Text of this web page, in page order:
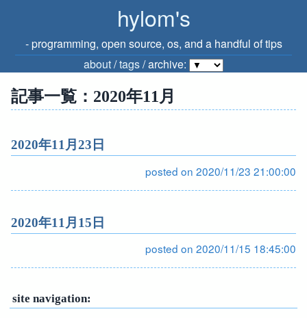
hylom's
‐ programming, open source, os, and a handful of tips
about/tags/ archive:
記事一覧：2020年11月
2020年11月23日
posted on 2020/11/23 21:00:00
2020年11月15日
posted on 2020/11/15 18:45:00
site navigation: